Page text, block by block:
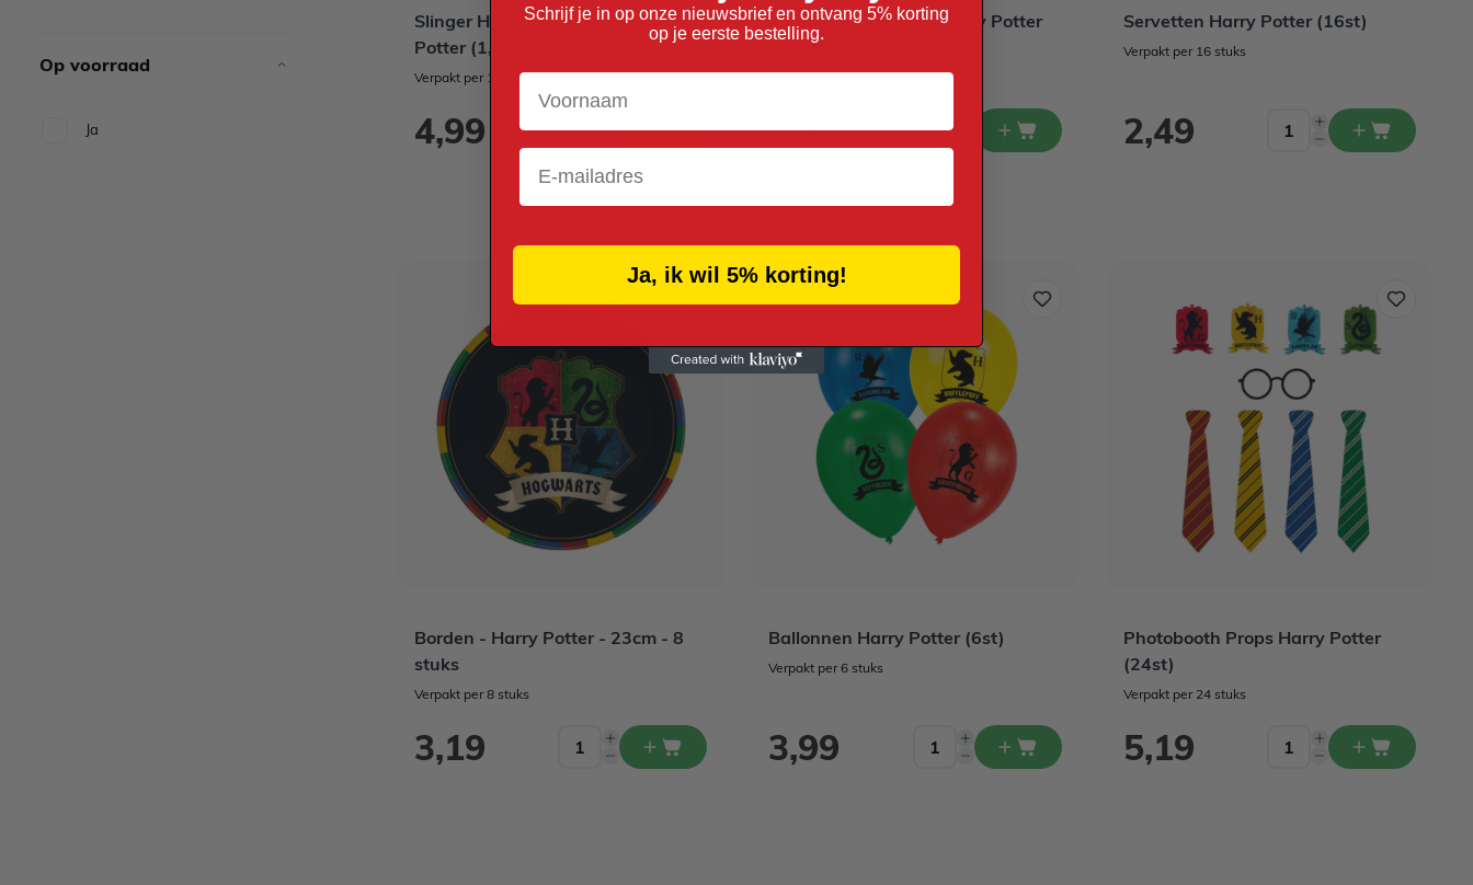
Op voorraad
Ja
Slinger Happy Birthday Harry
Potter (1,8m)
Verpakt per 1 stuk
4,99
Papieren Tafelkleed Harry Potter
(120x180cm)
Verpakt per 1 stuk
4,99
Servetten Harry Potter (16st)
Verpakt per 16 stuks
2,49
Borden - Harry Potter - 23cm - 8
stuks
Verpakt per 8 stuks
3,19
Ballonnen Harry Potter (6st)
Verpakt per 6 stuks
3,99
Photobooth Props Harry Potter
(24st)
Verpakt per 24 stuks
5,19
Schrijf je in op onze nieuwsbrief en ontvang 5% korting
op je eerste bestelling.
Voornaam
Email
Ja, ik wil 5% korting!